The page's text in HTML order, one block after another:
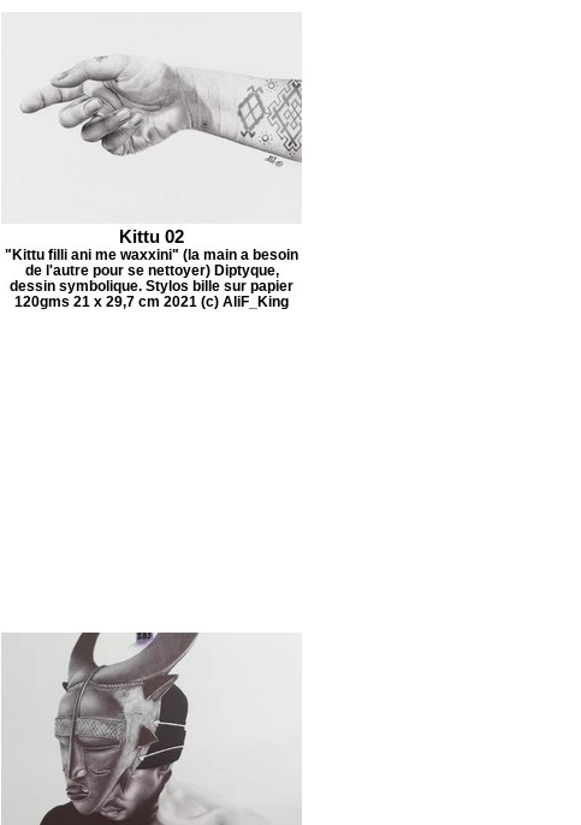
Kittu 02
"Kittu filli ani me waxxini" (la main a besoin
de l'autre pour se nettoyer) Diptyque,
dessin symbolique. Stylos bille sur papier
120gms 21 x 29,7 cm 2021 (c) AliF_King